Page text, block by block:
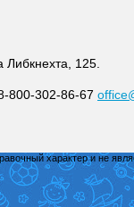
125.
800-302-86-67
характер и не